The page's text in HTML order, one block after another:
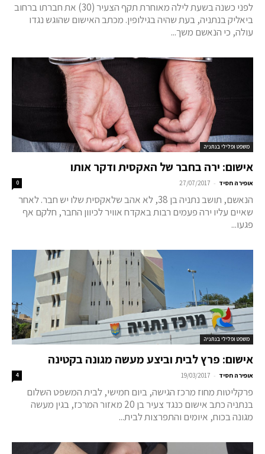
לפני כשנה בשעת לילה מאוחרת תקף הצעיר (30) את חברתו ברחוב
ביאליק בנתניה, בעת שהיה בגילופין. מכתב האישום שהוגש נגדו
עולה, כי הנאשם משך...
משפט ופלילי בנתניה
אישום: ירה בחבר של האקסית ודקר אותו
אופירה חסיד -
27/07/2017
0
הנאשם, תושב נתניה בן 38, לא אהב שלאקסית שלו יש חבר. לאחר
שאיים עליו ירה פעמים רבות באקדח אוויר לכיוון החבר, חלקם אף
פגעו...
משפט ופלילי בנתניה
אישום: פרץ לבית וביצע מעשה מגונה בקטינה
אופירה חסיד -
19/03/2017
4
פרקליטות מחוז מרכז הגישה, ביום חמישי, לבית המשפט השלום
בנתניה כתב אישום כנגד צעיר בן 20 מאזור המרכז, בגין מעשה
מגונה בכוח, איומים והתפרצות לבית...